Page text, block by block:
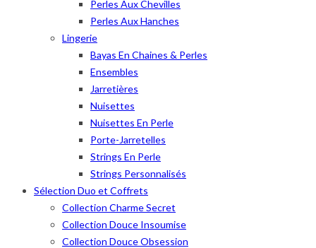
Perles Aux Chevilles
Perles Aux Hanches
Lingerie
Bayas En Chaines & Perles
Ensembles
Jarretières
Nuisettes
Nuisettes En Perle
Porte-Jarretelles
Strings En Perle
Strings Personnalisés
Sélection Duo et Coffrets
Collection Charme Secret
Collection Douce Insoumise
Collection Douce Obsession